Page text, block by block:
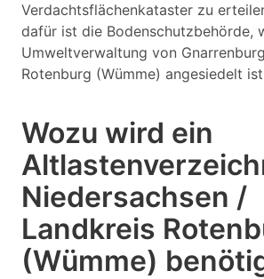
Verdachtsflächenkataster zu
dafür ist die Bodenschutzbehörde,
Umweltverwaltung von
Rotenburg (Wümme) angesiedelt
Wozu wird ein
Niedersachsen /
Landkreis
(Wümme)